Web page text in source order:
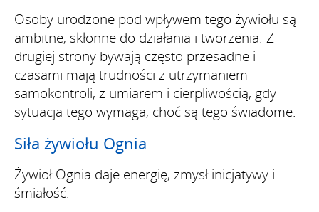
Osoby urodzone pod wpływem tego żywiołu są
ambitne, skłonne do działania i tworzenia. Z
drugiej strony bywają często przesadne i
czasami mają trudności z utrzymaniem
samokontroli, z umiarem i cierpliwością, gdy
sytuacja tego wymaga, choć są tego świadome.
Siła żywiołu Ognia
Żywioł Ognia daje energię, zmysł inicjatywy i
śmiałość.